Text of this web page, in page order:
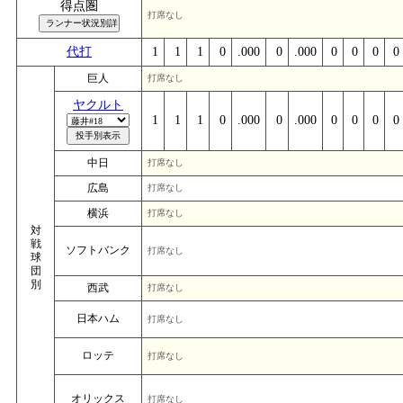
得点圏
打席なし
代打 1 1 1 0 .000 0 .000 0 0 0 0
対
戦
球
団
別
巨人 打席なし
ヤクルト
1
1 1 0 .000 0 .000 0 0 0 0
中日 打席なし
広島 打席なし
横浜 打席なし
ソフトバンク 打席なし
西武 打席なし
日本ハム 打席なし
ロッテ 打席なし
オリックス 打席なし